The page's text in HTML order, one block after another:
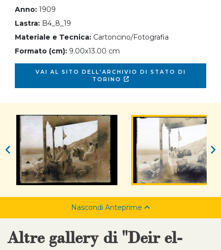
Anno: 1909
Lastra: B4_8_19
Materiale e Tecnica: Cartoncino/Fotografia
Formato (cm): 9.00x13.00 cm
VAI AL SITO DELL'ARCHIVIO DI STATO DI
TORINO
Nascondi Anteprime
Altre gallery di "Deir el-